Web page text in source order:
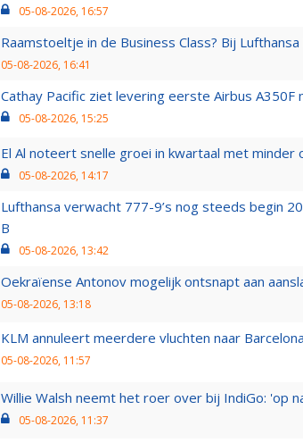
05-08-2026, 16:57
Raamstoeltje in de Business Class? Bij
05-08-2026, 16:41
Cathay Pacific ziet levering eerste Airbus A350F
05-08-2026, 15:25
El Al noteert snelle groei in kwartaal met minder
05-08-2026, 14:17
Lufthansa verwacht 777-9’s nog steeds begin
B
05-08-2026, 13:42
Oekraïense Antonov mogelijk ontsnapt aan
05-08-2026, 13:18
KLM annuleert meerdere vluchten naar
05-08-2026, 11:57
Willie Walsh neemt het roer over bij IndiGo: 'op
05-08-2026, 11:37